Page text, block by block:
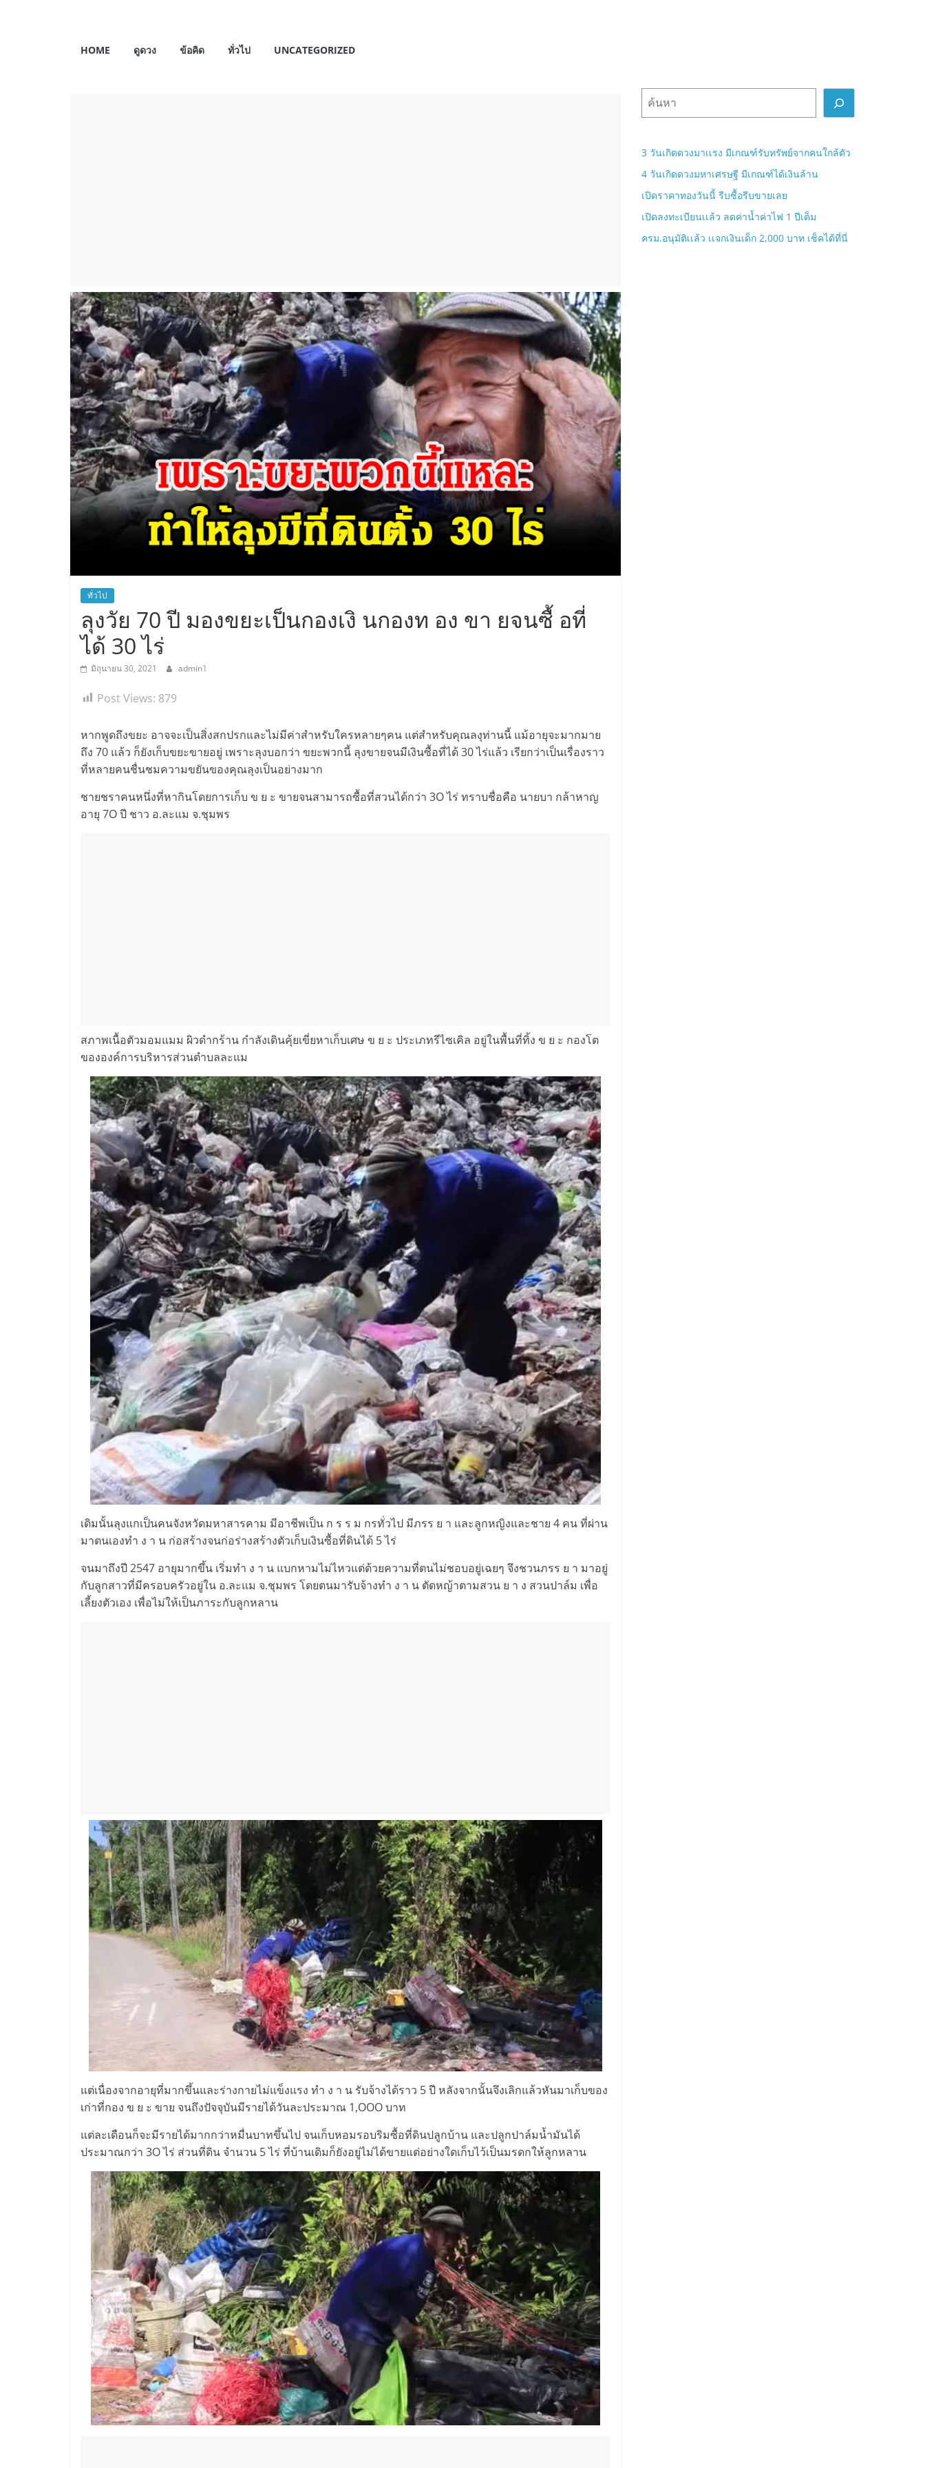
My
HOME ดูดวง ข้อคิด ทั่วไป UNCATEGORIZED
ทั่วไป
ลุงวัย 70 ปี มองขยะเป็นกองเงิ นกองท อง ขา ยจนซื้ อที่
ได้ 30 ไร่
มิถุนายน 30, 2021 admin1
Post Views: 879
หากพูดถึงขยะ อาจจะเป็นสิ่งสกปรกและไม่มีค่าสำหรับใครหลายๆคน แต่สำหรับคุณลงุท่านนี้ แม้อายุจะมากมาย
ถึง 70 แล้ว ก็ยังเก็บขยะขายอยู่ เพราะลุงบอกว่า ขยะพวกนี้ ลุงขายจนมีเงินซื้อที่ได้ 30 ไร่แล้ว เรียกว่าเป็นเรื่องราว
ที่หลายคนชื่นชมความขยันของคุณลุงเป็นอย่างมาก
ชายชราคนหนึ่งที่หากินโดยการเก็บ ข ย ะ ขายจนสามารถซื้อที่สวนได้กว่า 3O ไร่ ทราบชื่อคือ นายบา กล้าหาญ
อายุ 7O ปี ชาว อ.ละแม จ.ชุมพร
สภาพเนื้อตัวมอมแมม ผิวดำกร้าน กำลังเดินคุ้ยเขี่ยหาเก็บเศษ ข ย ะ ประเภทรีไซเคิล อยู่ในพื้นที่ทิ้ง ข ย ะ กองโต
ขององค์การบริหารส่วนตำบลละแม
เดิมนั้นลุงแกเป็นคนจังหวัดมหาสารคาม มีอาชีพเป็น ก ร ร ม กรทั่วไป มีภรร ย า และลูกหญิงและชาย 4 คน ที่ผ่าน
มาตนเองทำ ง า น ก่อสร้างจนก่อร่างสร้างตัวเก็บเงินซื้อที่ดินได้ 5 ไร่
จนมาถึงปี 2547 อายุมากขึ้น เริ่มทำ ง า น แบกหามไม่ไหวแต่ด้วยความที่ตนไม่ชอบอยู่เฉยๆ จึงชวนภรร ย า มาอยู่
กับลูกสาวที่มีครอบครัวอยู่ใน อ.ละแม จ.ชุมพร โดยตนมารับจ้างทำ ง า น ตัดหญ้าตามสวน ย า ง สวนปาล์ม เพื่อ
เลี้ยงตัวเอง เพื่อไม่ให้เป็นภาระกับลูกหลาน
แต่เนื่องจากอายุที่มากขึ้นและร่างกายไม่แข็งแรง ทำ ง า น รับจ้างได้ราว 5 ปี หลังจากนั้นจึงเลิกแล้วหันมาเก็บของ
เก่าที่กอง ข ย ะ ขาย จนถึงปัจจุบันมีรายได้วันละประมาณ 1,OOO บาท
แต่ละเดือนก็จะมีรายได้มากกว่าหมื่นบาทขึ้นไป จนเก็บหอมรอบริมซื้อที่ดินปลูกบ้าน และปลูกปาล์มน้ำมันได้
ประมาณกว่า 3O ไร่ ส่วนที่ดิน จำนวน 5 ไร่ ที่บ้านเดิมก็ยังอยู่ไม่ได้ขายแต่อย่างใดเก็บไว้เป็นมรดกให้ลูกหลาน
3 วันเกิดดวงมาเเรง มีเกณฑ์รับทรัพย์จากคนใกล้ตัว
4 วันเกิดดวงมหาเศรษฐี มีเกณฑ์ได้เงินล้าน
เปิดราคาทองวันนี้ รีบซื้อรีบขายเลย
เปิดลงทะเบียนเเล้ว ลดค่าน้ำค่าไฟ 1 ปีเต็ม
ครม.อนุมัติเเล้ว เเจกเงินเด็ก 2,000 บาท เช็คได้ที่นี่